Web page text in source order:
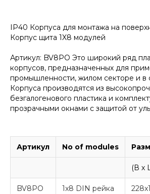
IP40 Корпуса для монтажа на
Корпус щита 1X8 модулей
Артикул: BV8PO Это широкий ряд
корпусов, предназначенных для
промышленности, жилом секторе и в
Корпуса производятся из
безгалогенового пластика и
прозрачными окнами с защитой от
Артикул No of modules
(В х
BV8PO 1x8 DIN рейка